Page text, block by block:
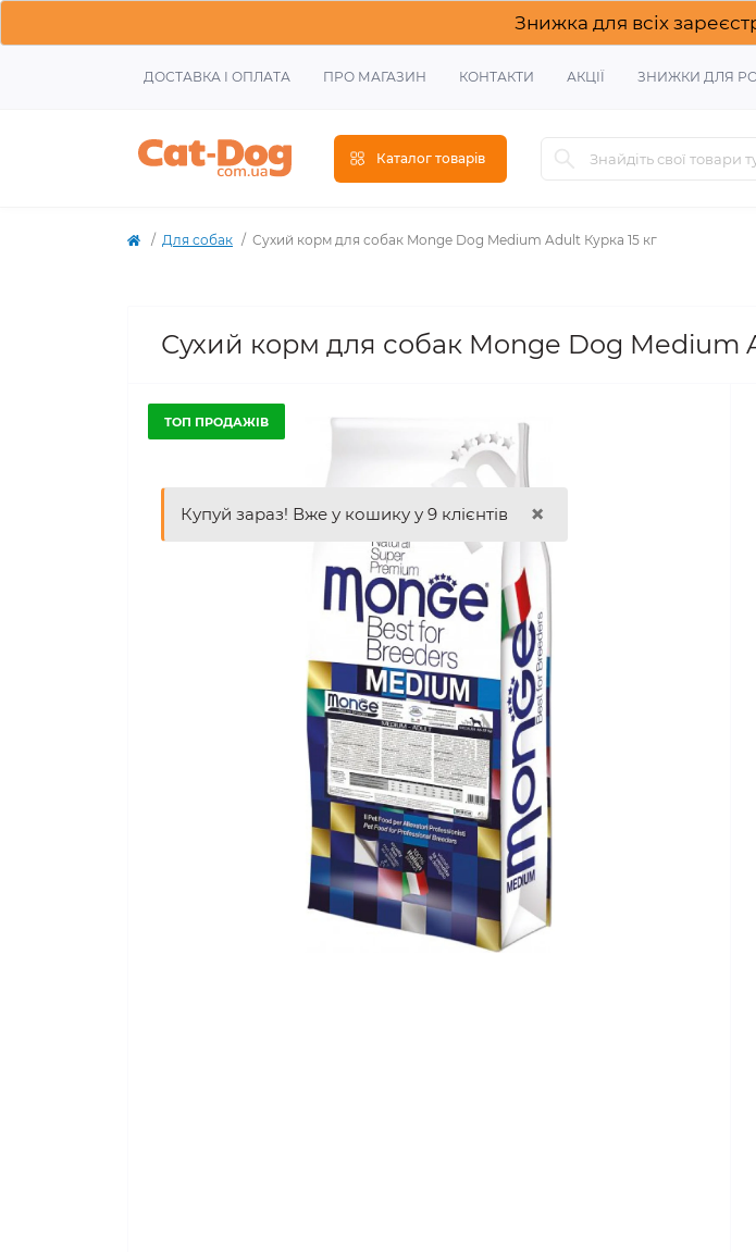
Знижка для всіх
ДОСТАВКА І ОПЛАТА ПРО МАГАЗИН КОНТАКТИ АКЦІЇ ЗНИЖКИ ДЛЯ
Каталог товарів
Для собак Сухий корм для собак Monge Dog Medium Adult Курка 15 кг
Сухий корм для собак Monge Dog Medium
Купуй зараз! Вже у кошику у 9 клієнтів ×
ТОП ПРОДАЖІВ